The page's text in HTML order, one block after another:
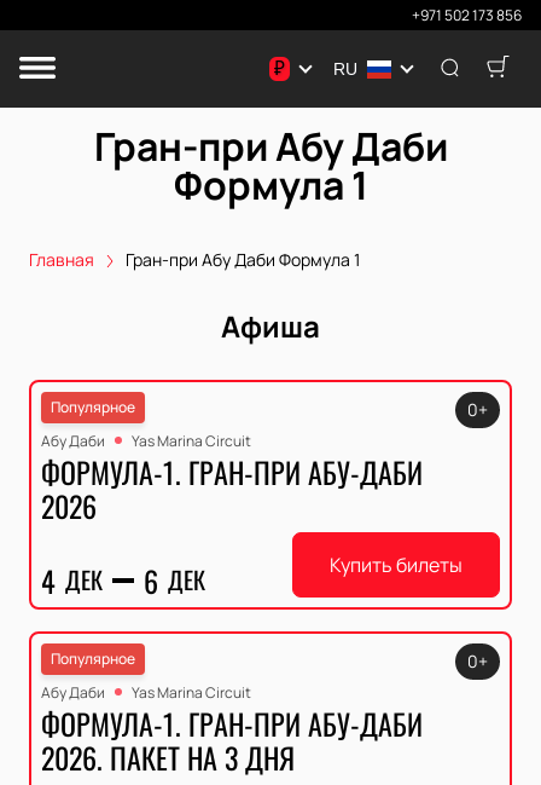
+971 502 173 856
₽ RU
Гран-при Абу Даби
Формула 1
Главная Гран-при Абу Даби Формула 1
Афиша
Популярное
Абу Даби
Yas Marina Circuit
ФОРМУЛА-1. ГРАН-ПРИ АБУ-ДАБИ
2026
4 ДЕК 6 ДЕК
0+
Купить билеты
Популярное
Абу Даби
Yas Marina Circuit
ФОРМУЛА-1. ГРАН-ПРИ АБУ-ДАБИ
2026. ПАКЕТ НА 3 ДНЯ
0+